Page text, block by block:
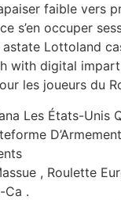
faible vers
s’en occuper
Lottoland
with digital impart
les joueurs du
Les États-Unis
, Roulette
Ca .